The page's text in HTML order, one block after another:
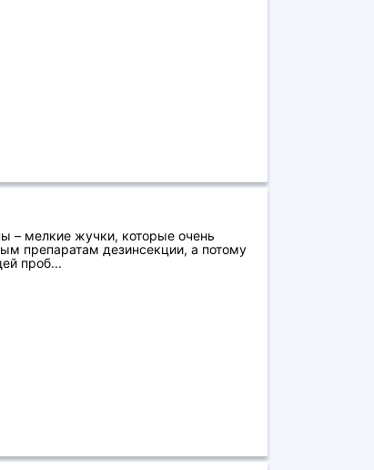
– мелкие жучки, которые очень
препаратам дезинсекции, а потому
проб...